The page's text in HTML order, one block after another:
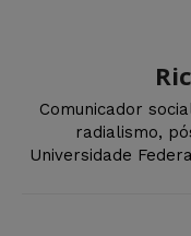
Comunicador
radialismo,
Universidade